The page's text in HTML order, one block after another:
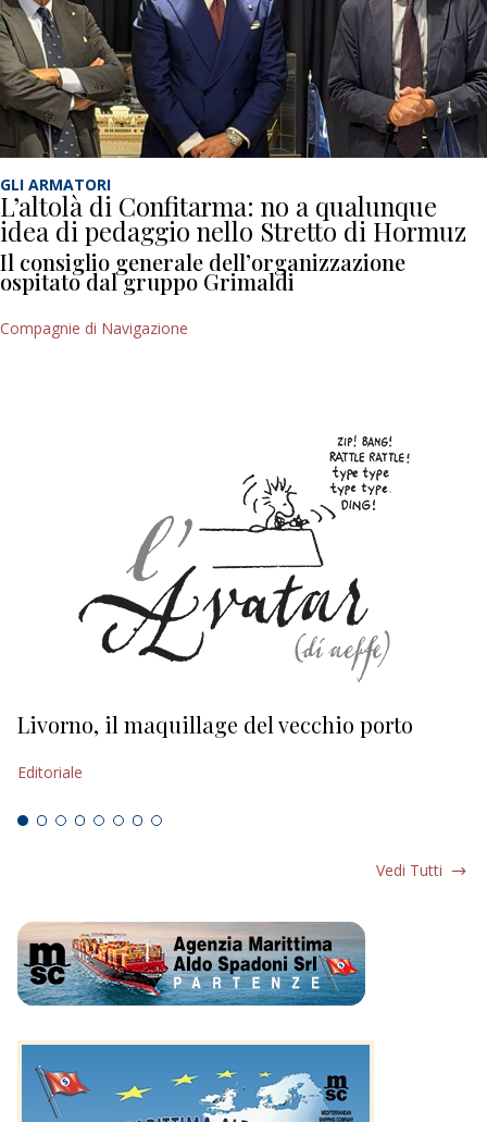
GLI ARMATORI
L’altolà di Confitarma: no a qualunque
idea di pedaggio nello Stretto di Hormuz
Il consiglio generale dell’organizzazione
ospitato dal gruppo Grimaldi
Compagnie di Navigazione
Livorno, il maquillage del vecchio porto
Editoriale
Vedi Tutti